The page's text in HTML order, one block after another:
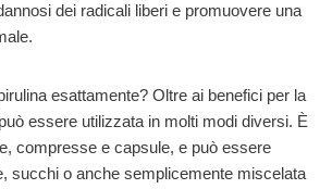
dei radicali liberi e promuovere una
esattamente? Oltre ai benefici per la
essere utilizzata in molti modi diversi. È
compresse e capsule, e può essere
succhi o anche semplicemente miscelata